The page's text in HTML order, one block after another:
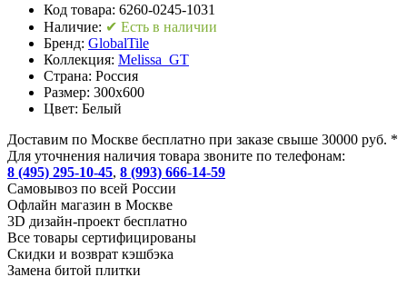
Код товара: 6260-0245-1031
Наличие: ✔ Есть в наличии
Бренд: GlobalTile
Коллекция: Melissa_GT
Страна: Россия
Размер: 300x600
Цвет: Белый
Доставим по Москве бесплатно при заказе свыше 30000 руб. *
Для уточнения наличия товара звоните по телефонам:
8 (495) 295-10-45, 8 (993) 666-14-59
Cамовывоз по всей России
Офлайн магазин в Москве
3D дизайн-проект бесплатно
Все товары сертифицированы
Скидки и возврат кэшбэка
Замена битой плитки